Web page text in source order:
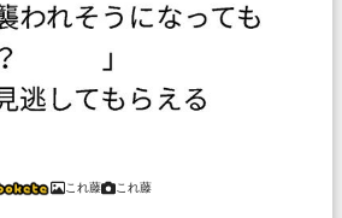
これ藤 これ藤